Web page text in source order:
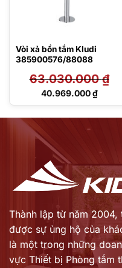
Vòi xả bồn tắm Kludi
385900576/88088
63.030.000₫
Giá
40.969.000₫
Giá
Thành lập từ năm 2004,
được sự ủng hộ của
là một trong những
vực Thiết bị Phòng tắm